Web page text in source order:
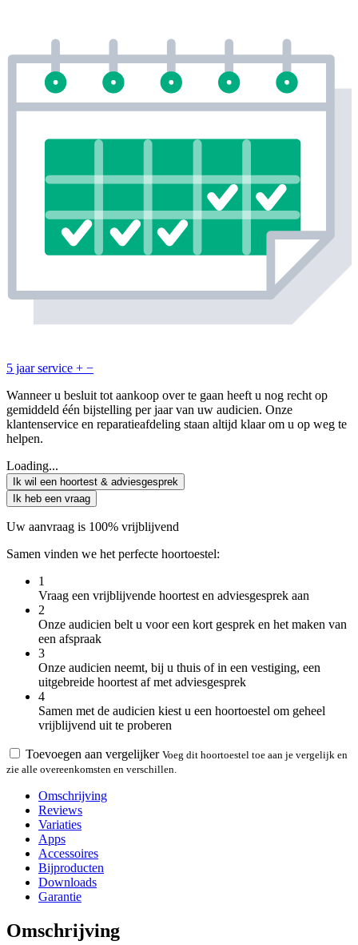
5 jaar service + −
Wanneer u besluit tot aankoop over te gaan heeft u nog recht op
gemiddeld één bijstelling per jaar van uw audicien. Onze
klantenservice en reparatieafdeling staan altijd klaar om u op weg te
helpen.
Loading...
Ik wil een hoortest & adviesgesprek
Ik heb een vraag
Uw aanvraag is 100% vrijblijvend
Samen vinden we het perfecte hoortoestel:
1
Vraag een vrijblijvende hoortest en adviesgesprek aan
2
Onze audicien belt u voor een kort gesprek en het maken van
een afspraak
3
Onze audicien neemt, bij u thuis of in een vestiging, een
uitgebreide hoortest af met adviesgesprek
4
Samen met de audicien kiest u een hoortoestel om geheel
vrijblijvend uit te proberen
Toevoegen aan vergelijker Voeg dit hoortoestel toe aan je vergelijk en
zie alle overeenkomsten en verschillen.
Omschrijving
Reviews
Variaties
Apps
Accessoires
Bijproducten
Downloads
Garantie
Omschrijving